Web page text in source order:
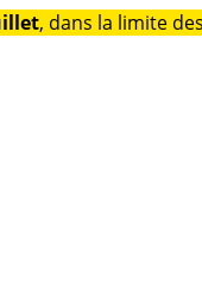
, dans la limite